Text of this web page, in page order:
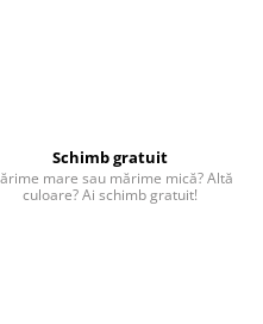
Schimb gratuit
mare sau mărime mică? Altă
culoare? Ai schimb gratuit!